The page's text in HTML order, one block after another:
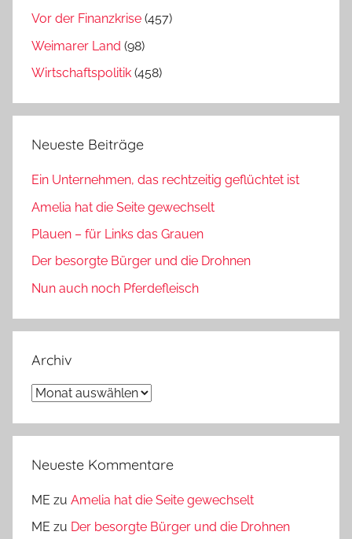
Vor der Finanzkrise (457)
Weimarer Land (98)
Wirtschaftspolitik (458)
Neueste Beiträge
Ein Unternehmen, das rechtzeitig geflüchtet ist
Amelia hat die Seite gewechselt
Plauen – für Links das Grauen
Der besorgte Bürger und die Drohnen
Nun auch noch Pferdefleisch
Archiv
Archiv
Neueste Kommentare
ME zu Amelia hat die Seite gewechselt
ME zu Der besorgte Bürger und die Drohnen